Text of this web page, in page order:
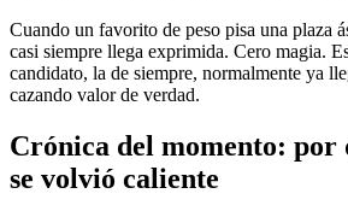
Cuando un favorito de peso pisa una plaza
casi siempre llega exprimida. Cero magia.
candidato, la de siempre, normalmente ya
cazando valor de verdad.
Crónica del momento: por
se volvió caliente